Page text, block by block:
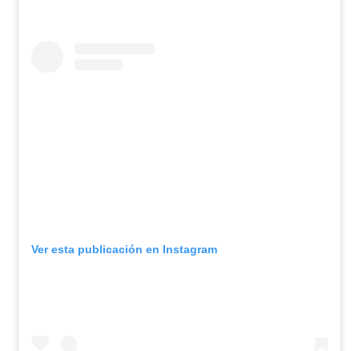
Ver esta publicación en Instagram